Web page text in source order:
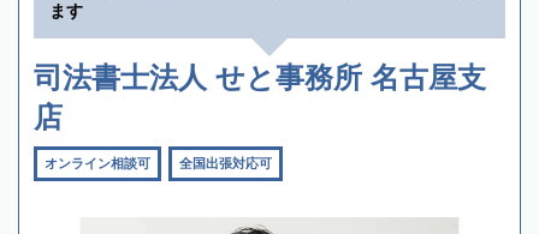
ます
司法書士法人 せと事務所 名古屋支
店
オンライン相談可 全国出張対応可